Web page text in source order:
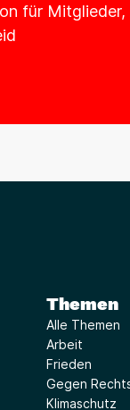
für
Themen
Alle Themen
Arbeit
Frieden
Gegen
Klimaschutz